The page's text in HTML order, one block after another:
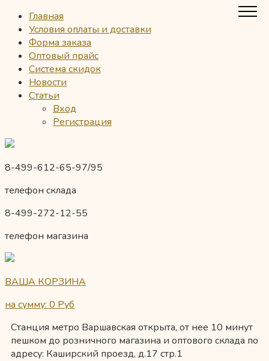
Главная
Условия оплаты и доставки
Форма заказа
Оптовый прайс
Система скидок
Новости
Статьи
Вход
Регистрация
8-499-612-65-97/95
телефон склада
8-499-272-12-55
телефон магазина
ВАША КОРЗИНА
на сумму: 0 Руб
Станция метро Варшавская открыта, от нее 10 минут
пешком до розничного магазина и оптового склада по
адресу: Каширский проезд, д.17 стр.1